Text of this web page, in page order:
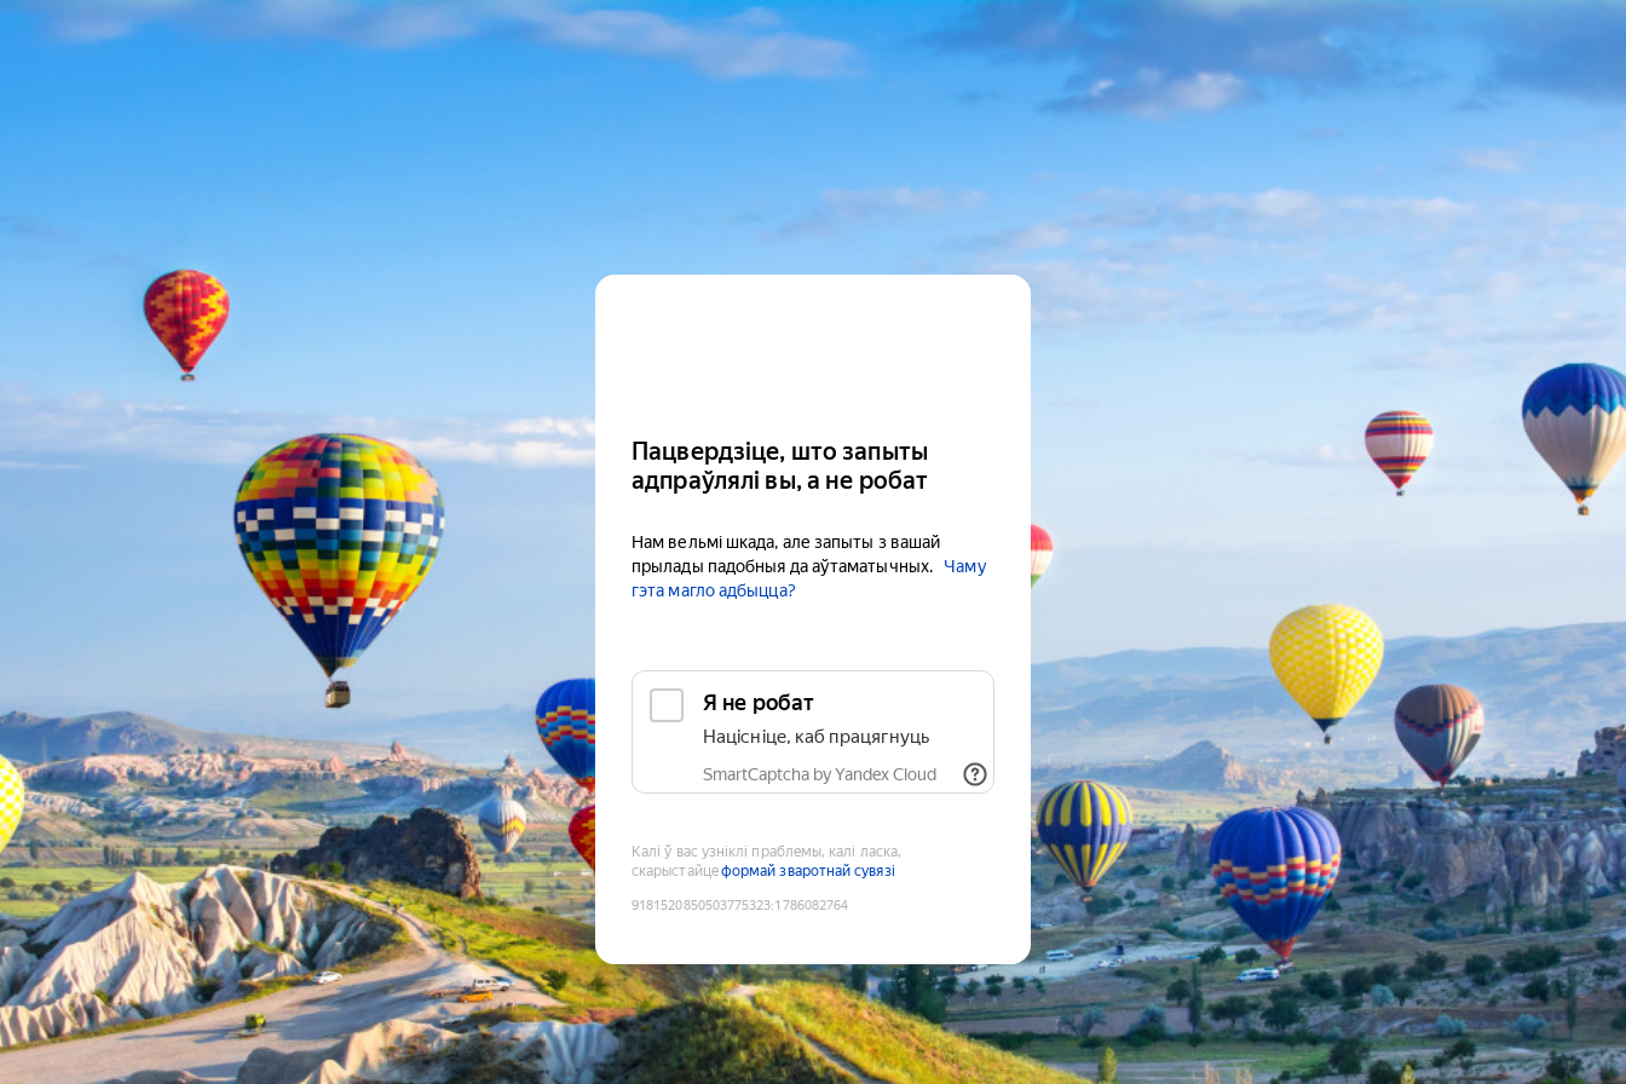
Пацвердзіце, што запыты
адпраўлялі вы, а не робат
Нам вельмі шкада, але запыты з вашай
прылады падобныя да аўтаматычных.
Чаму
гэта магло адбыцца?
Я не робат
Націсніце, каб працягнуць
SmartCaptcha by Yandex Cloud
Калі ў вас узніклі праблемы, калі ласка,
скарыстайцеформай зваротнай сувязі
9181520850503775323:1786082764